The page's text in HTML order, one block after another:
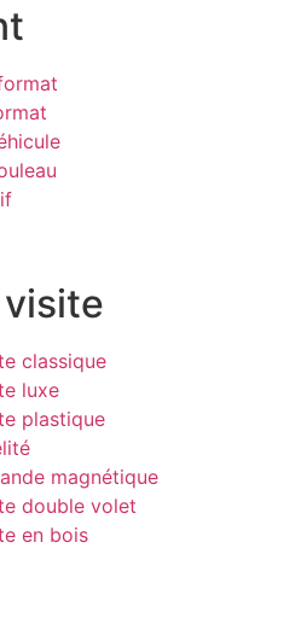
classique
luxe
plastique
magnétique
double volet
en bois